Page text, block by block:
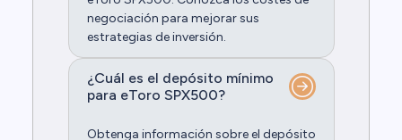
negociación para mejorar sus
estrategias de inversión.
¿Cuál es el depósito mínimo
para eToro SPX500?
Obtenga información sobre el depósito